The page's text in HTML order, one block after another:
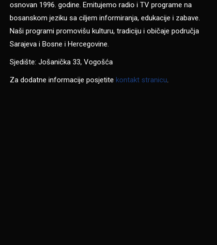
osnovan 1996. godine. Emitujemo radio i TV programe na
bosanskom jeziku sa ciljem informiranja, edukacije i zabave.
Naši programi promovišu kulturu, tradiciju i običaje područja
Sarajeva i Bosne i Hercegovine.
Sjedište: Jošanička 33, Vogošća
Za dodatne informacije posjetite kontakt stranicu.